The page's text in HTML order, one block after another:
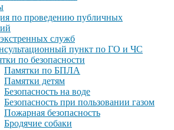
по проведению публичных
служб
пункт по ГО и ЧС
по безопасности
Памятки по БПЛА
Памятки детям
Безопасность на воде
Безопасность при пользовании газом
Пожарная безопасность
Бродячие собаки